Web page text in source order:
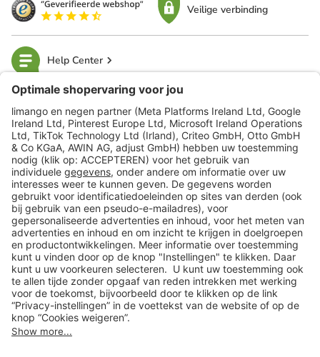
Veilige verbinding
Help Center
limango
Veilig winkelen
Klantenservice
Shop
Acties